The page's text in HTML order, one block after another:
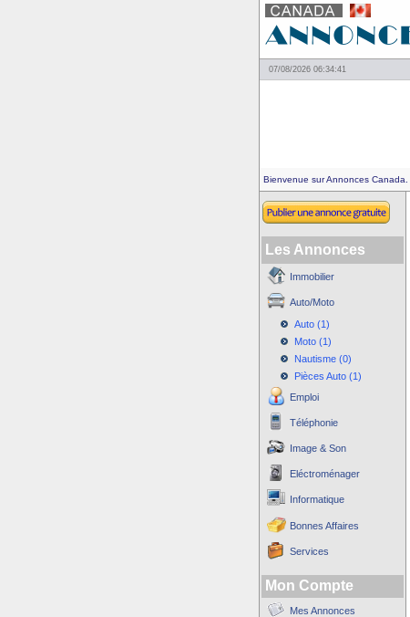
07/08/2026 06:34:41
Bienvenue sur Annonces Canada.
Les Annonces
Immobilier
Auto/Moto
Auto (1)
Moto (1)
Nautisme (0)
Pièces Auto (1)
Emploi
Téléphonie
Image & Son
Eléctroménager
Informatique
Bonnes Affaires
Services
Mon Compte
Mes Annonces